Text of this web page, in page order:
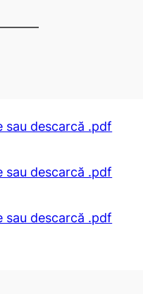
sau descarcă .pdf
sau descarcă .pdf
sau descarcă .pdf